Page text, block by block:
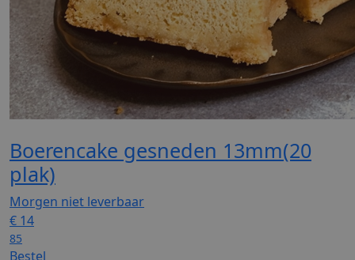
Boerencake gesneden 13mm(20
plak)
Morgen niet leverbaar
€ 14
85
Bestel